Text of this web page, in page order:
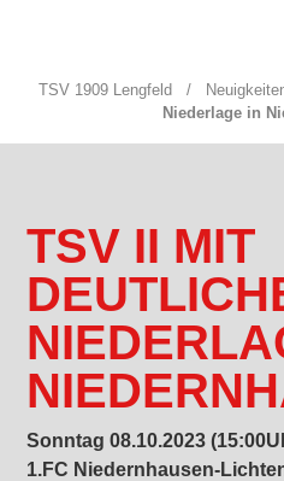
TSV 1909 Lengfeld /
Niederlage in
TSV II MIT
Sonntag 08.10.2023
1.FC Niedernhausen-